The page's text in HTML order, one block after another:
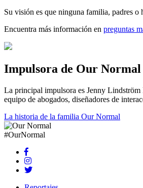
Su visión es que ninguna familia, padres o
Encuentra más información en preguntas
Impulsora de Our Normal
La principal impulsora es Jenny
equipo de abogados, diseñadores de
La historia de la familia Our Normal
#OurNormal